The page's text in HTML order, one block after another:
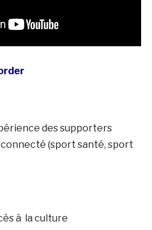
des supporters
(sport santé, sport
à la culture